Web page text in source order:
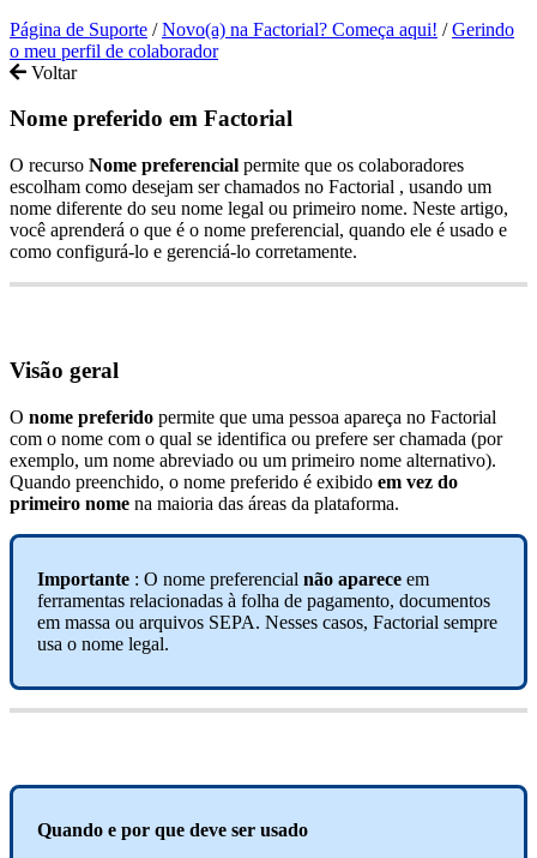
Página de Suporte / Novo(a) na Factorial? Começa aqui! / Gerindo
o meu perfil de colaborador
Voltar
Nome preferido em Factorial
O recurso Nome preferencial permite que os colaboradores
escolham como desejam ser chamados no Factorial , usando um
nome diferente do seu nome legal ou primeiro nome. Neste artigo,
você aprenderá o que é o nome preferencial, quando ele é usado e
como configurá-lo e gerenciá-lo corretamente.
Visão geral
O nome preferido permite que uma pessoa apareça no Factorial
com o nome com o qual se identifica ou prefere ser chamada (por
exemplo, um nome abreviado ou um primeiro nome alternativo).
Quando preenchido, o nome preferido é exibido em vez do
primeiro nome na maioria das áreas da plataforma.
Importante : O nome preferencial não aparece em
ferramentas relacionadas à folha de pagamento, documentos
em massa ou arquivos SEPA. Nesses casos, Factorial sempre
usa o nome legal.
Quando e por que deve ser usado